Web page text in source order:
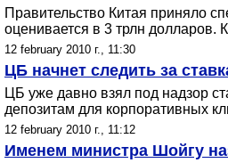
Правительство Китая приняло
оценивается в 3 трлн долларов.
12 february 2010 г., 11:30
ЦБ начнет следить за
ЦБ уже давно взял под надзор
депозитам для корпоративных
12 february 2010 г., 11:12
Именем министра Шойгу